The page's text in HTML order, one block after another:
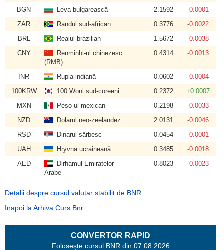
BGN
Leva bulgarească 2.1592
-0.0001
ZAR
Randul sud-african 0.3776
-0.0022
BRL
Realul brazilian 1.5672
-0.0038
CNY
Renminbi-ul chinezesc
(RMB)
0.4314 -0.0013
INR Rupia indiană 0.0602
-0.0004
100KRW
100 Woni sud-coreeni 0.2372
+0.0007
MXN
Peso-ul mexican 0.2198
-0.0033
NZD
Dolarul neo-zeelandez 2.0131
-0.0046
RSD
Dinarul sârbesc 0.0454
-0.0001
UAH
Hryvna ucraineană 0.3485
-0.0018
AED
Dirhamul Emiratelor
Arabe
0.8023 -0.0023
Detalii despre cursul valutar stabilit de BNR
Inapoi la Arhiva Curs Bnr
CONVERTOR RAPID
Foloseşte cursul BNR din 07.08.2026